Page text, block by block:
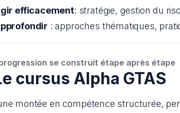
efficacement: stratégie, gestion du
: approches thématiques,
se construit étape après étape
cursus Alpha GTAS
montée en compétence structurée,